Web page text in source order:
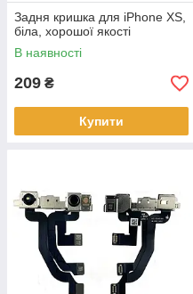
Задня кришка для iPhone XS,
біла, хорошої якості
В наявності
209 ₴
Купити